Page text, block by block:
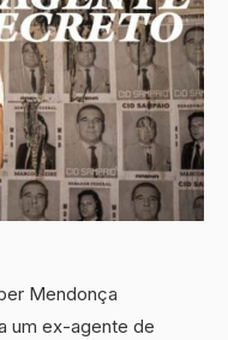
Mendonça
um ex-agente de